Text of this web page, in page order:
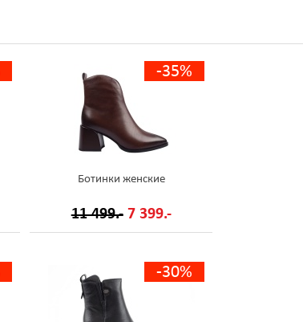
-35%
Ботинки женские
11 499.- 7 399.-
-30%